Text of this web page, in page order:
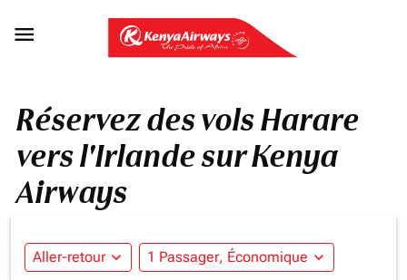

Réservez des vols Harare
vers l'Irlande sur Kenya
Airways
Aller-retour expand_more 1 Passager, Économique expand_more